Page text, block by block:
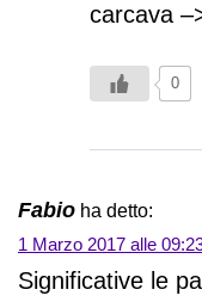
carcava
0
Fabio ha detto:
1 Marzo 2017 alle
Significative le